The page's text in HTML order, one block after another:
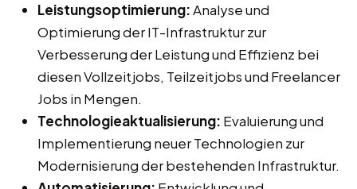
Leistungsoptimierung:Analyse und
Optimierung der IT-Infrastruktur zur
Verbesserung der Leistung und Effizienz bei
diesen Vollzeitjobs, Teilzeitjobs und Freelancer
Jobs in Mengen.
Technologieaktualisierung: Evaluierung und
Implementierung neuer Technologien zur
Modernisierung der bestehenden Infrastruktur.